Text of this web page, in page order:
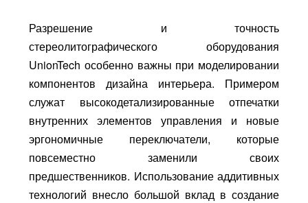
Разрешение и точность
стереолитографического оборудования
UnionTech особенно важны при моделировании
компонентов дизайна интерьера. Примером
служат высокодетализированные отпечатки
внутренних элементов управления и новые
эргономичные переключатели, которые
повсеместно заменили своих
предшественников. Использование аддитивных
технологий внесло большой вклад в создание